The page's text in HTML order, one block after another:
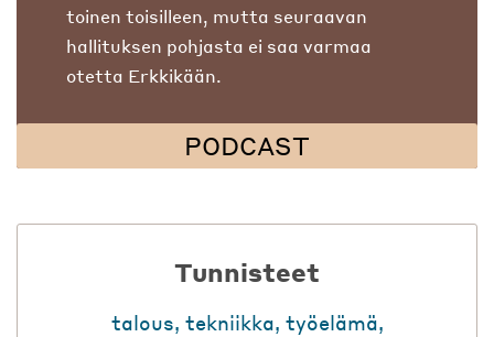
toinen toisilleen, mutta seuraavan
hallituksen pohjasta ei saa varmaa
otetta Erkkikään.
PODCAST
Tunnisteet
talous, tekniikka, työelämä,